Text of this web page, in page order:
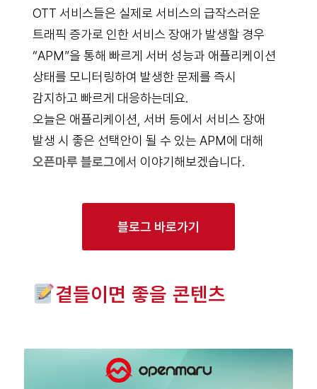
OTT 서비스들은 실제로 서비스의 급작스러운
트래픽 증가로 인한 서비스 장애가 발생할 경우
“APM”을 통해 빠르게 서버 성능과 애플리케이션
상태를 모니터링하여 발생한 문제를 즉시
감지하고 빠르게 대응하는데요.
오늘은 애플리케이션, 서버 등에서 서비스 장애
발생 시 좋은 선택안이 될 수 있는 APM에 대해
오픈마루 블로그에서 이야기해보겠습니다.
블로그 바로가기
곁들이면 좋을 콘텐츠